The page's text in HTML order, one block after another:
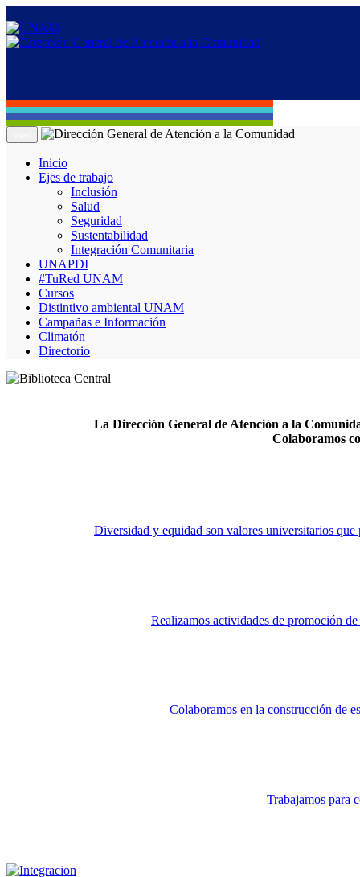
Inicio
Ejes de trabajo
Inclusión
Salud
Seguridad
Sustentabilidad
Integración Comunitaria
UNAPDI
#TuRed UNAM
Cursos
Distintivo ambiental UNAM
Campañas e Información
Climatón
Directorio
La Dirección General de Atención a la
Colaboramos
Diversidad y equidad son valores universitarios que
Realizamos actividades de promoción
Colaboramos en la construcción de
Trabajamos para